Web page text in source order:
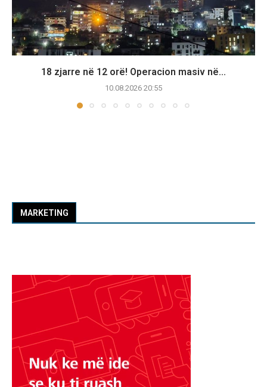
18 zjarre në 12 orë! Operacion masiv në...
10.08.2026 20:55
MARKETING